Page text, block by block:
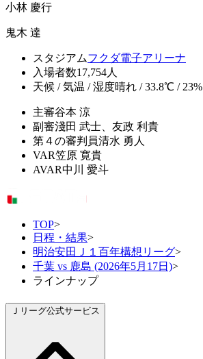
小林 慶行
鬼木 達
スタジアムフクダ電子アリーナ
入場者数17,754人
天候 / 気温 / 湿度晴れ / 33.8℃ / 23%
主審谷本 涼
副審淺田 武士、友政 利貴
第４の審判員清水 勇人
VAR笠原 寛貴
AVAR中川 愛斗
TOP>
日程・結果>
明治安田Ｊ１百年構想リーグ>
千葉 vs 鹿島 (2026年5月17日)>
ラインナップ
Ｊリーグ公式サービス